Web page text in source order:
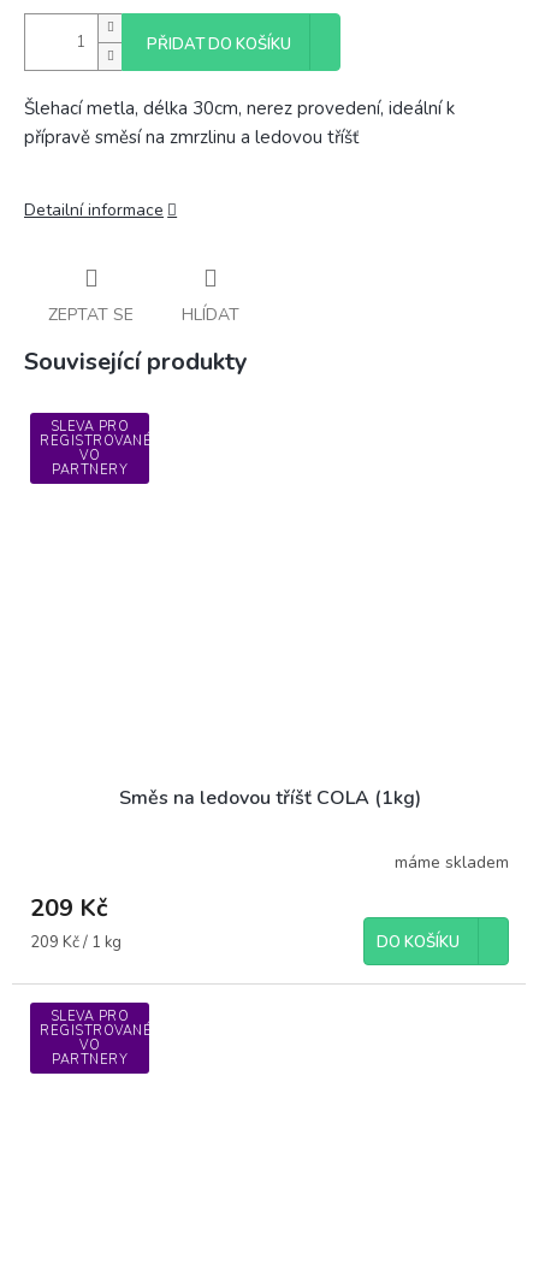
PŘIDAT DO KOŠÍKU
Šlehací metla, délka 30cm, nerez provedení, ideální k
přípravě směsí na zmrzlinu a ledovou tříšť
Detailní informace
ZEPTAT SE HLÍDAT
Související produkty
SLEVA PRO
REGISTROVANÉ
VO
PARTNERY
Směs na ledovou tříšť COLA (1kg)
máme skladem
209 Kč
Měrná
209 Kč / 1 kg DO KOŠÍKU
SLEVA PRO
REGISTROVANÉ
VO
PARTNERY